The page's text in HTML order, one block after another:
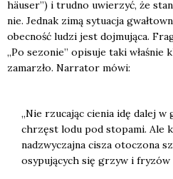
häu­ser”) i trud­no uwie­rzyć, że
nie. Jed­nak zimą sytu­acja
obec­ność ludzi jest doj­mu­ją­ca.
„Po sezo­nie” opi­su­je taki wła­śnie
zamar­z­ło. Nar­ra­tor mówi:
„Nie rzu­ca­jąc cie­nia idę dalej w
chrzęst lodu pod sto­pa­mi. Ale
nad­zwy­czaj­na cisza oto­czo­na
osy­pu­ją­cych się grzyw i fry­zów